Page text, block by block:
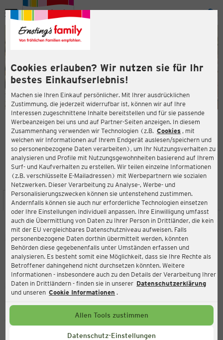
Cookies erlauben? Wir nutzen sie für Ihr
bestes Einkaufserlebnis!
Machen sie Ihren Einkauf persönlicher. Mit Ihrer ausdrücklichen
Zustimmung, die jederzeit widerrufbar ist, können wir auf Ihre
Interessen zugeschnittene Inhalte bereitstellen und für sie passende
Werbeanzeigen bei uns und auf Partner-Seiten anzeigen. In diesem
Zusammenhang verwenden wir Technologien (z.B. Cookies , mit
welchen wir Informationen auf Ihrem Endgerät auslesen/speichern und
so personenbezogene Daten verarbeiten), um Ihr Nutzungsverhalten zu
analysieren und Profile mit Nutzungsgewohnheiten basierend auf Ihrem
Surf- und Kaufverhalten zu erstellen. Wir teilen einzelne Informationen
(z.B. verschlüsselte E-Mailadressen) mit Werbepartnern wie sozialen
Netzwerken. Dieser Verarbeitung zu Analyse-, Werbe- und
Personalisierungszwecken können sie untenstehend zustimmen.
Andernfalls können sie auch nur erforderliche Technologien einsetzen
oder Ihre Einstellungen individuell anpassen. Ihre Einwilligung umfasst
auch die Übermittlung von Daten zu Ihrer Person in Drittländer, die kein
mit der EU vergleichbares Datenschutzniveau aufweisen. Falls
personenbezogene Daten dorthin übermittelt werden, könnten
Behörden diese gegebenenfalls unter Umständen erfassen und
analysieren. Es besteht somit eine Möglichkeit, dass sie Ihre Rechte als
Betroffener dahingehend nicht durchsetzen könnten. Weitere
Informationen - insbesondere auch zu den Details der Verarbeitung Ihrer
Daten in Drittländern - finden sie in unserer Datenschutzerklärung
und unseren Cookie Informationen .
Allen Tools zustimmen
Datenschutz-Einstellungen
Menü
ERNSTING'S FAMILY FILIALE
Otto-Grotewohl-Str. 4 A-E
03222 Lübbenau
4,3
Bewertung:
STANDORT SERVICES SORTIMENT AKTIONEN
Ernsting's family
Otto-Grotewohl-Str. 4 A-E, 03222 Lübbenau
Aktuell:
Geschlossen
Service Hotline
+43 (0) 1 2675 502